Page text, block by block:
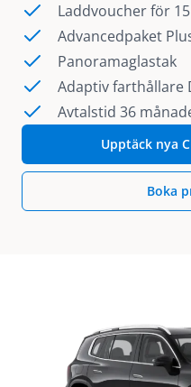
Laddvoucher för
Advancedpaket
Panoramaglastak
Adaptiv farthållare
Avtalstid 36
Upptäck nya
Boka